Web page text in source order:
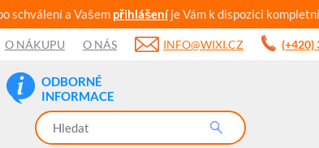
schválení a Vašem přihlášeníje Vám k dispozici
O NÁKUPU O NÁS INFO@WIXI.CZ (+420)
ODBORNÉ
INFORMACE